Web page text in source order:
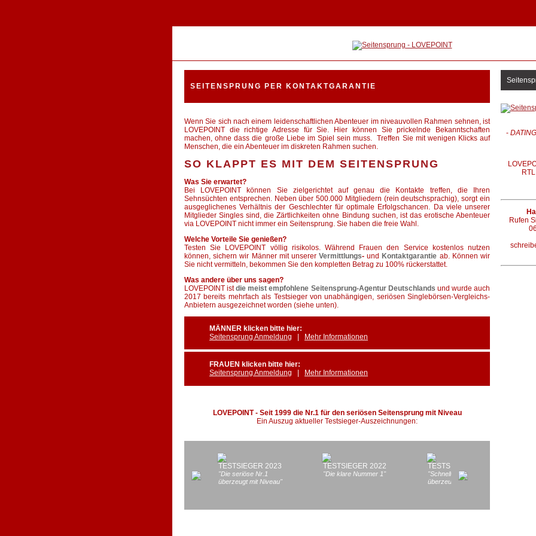
SEITENSPRUNG PER KONTAKTGARANTIE
Wenn Sie sich nach einem leidenschaftlichen Abenteuer im niveauvollen Rahmen sehnen, ist
LOVEPOINT die richtige Adresse für Sie. Hier können Sie prickelnde Bekanntschaften
machen, ohne dass die große Liebe im Spiel sein muss. Treffen Sie mit wenigen Klicks auf
Menschen, die ein Abenteuer im diskreten Rahmen suchen.
SO KLAPPT ES MIT DEM SEITENSPRUNG
Was Sie erwartet?
Bei LOVEPOINT können Sie zielgerichtet auf genau die Kontakte treffen, die Ihren
Sehnsüchten entsprechen. Neben über 500.000 Mitgliedern (rein deutschsprachig), sorgt ein
ausgeglichenes Verhältnis der Geschlechter für optimale Erfolgschancen. Da viele unserer
Mitglieder Singles sind, die Zärtlichkeiten ohne Bindung suchen, ist das erotische Abenteuer
via LOVEPOINT nicht immer ein Seitensprung. Sie haben die freie Wahl.
Welche Vorteile Sie genießen?
Testen Sie LOVEPOINT völlig risikolos. Während Frauen den Service kostenlos nutzen
können, sichern wir Männer mit unsererVermittlungs-und Kontaktgarantie ab. Können wir
Sie nicht vermitteln, bekommen Sie den kompletten Betrag zu 100% rückerstattet.
Was andere über uns sagen?
LOVEPOINT istdie meist empfohlene Seitensprung-Agentur Deutschlands und wurde auch
2017 bereits mehrfach als Testsieger von unabhängigen, seriösen Singlebörsen-Vergleichs-
Anbietern ausgezeichnet worden (siehe unten).
MÄNNER klicken bitte hier:
Seitensprung Anmeldung
Mehr Informationen
FRAUEN klicken bitte hier:
Seitensprung Anmeldung
Mehr Informationen
LOVEPOINT - Seit 1999 die Nr.1 für den seriösen Seitensprung mit Niveau
Ein Auszug aktueller Testsieger-Auszeichnungen:
Fuchs.de
Seitensprung
TESTSIEGER 2023
"Die seriöse Nr.1
überzeugt mit Niveau"
Ratgeber.de
Seitensprung
TESTSIEGER 2022
"Die klare Nummer 1"
Fibel.de
Seitensprung
TESTSIEGER 2023
"Schneller Kontakterfolg
überzeugte"
-
Rufen